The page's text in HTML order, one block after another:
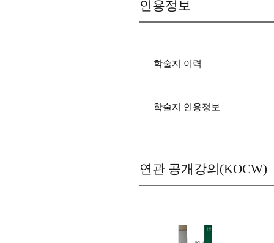
인용정보
학술지 이력
학술지 인용정보
연관 공개강의(KOCW)